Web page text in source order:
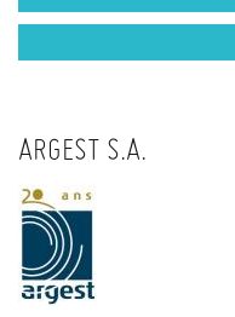
ARGEST S.A.